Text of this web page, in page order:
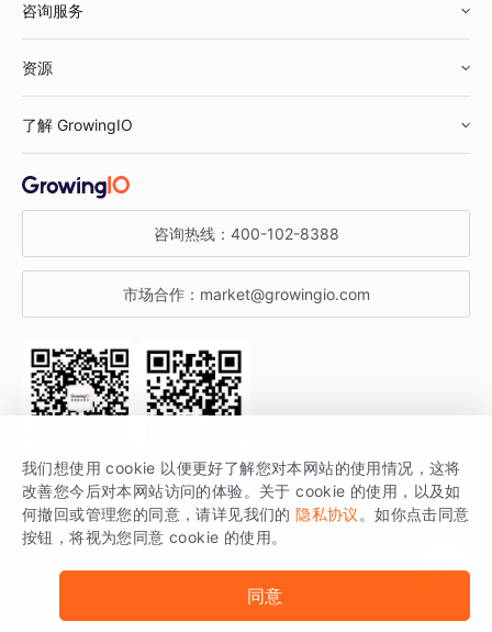
鞋服行业
汽车行业
金融行业
智能运营
获客分析
咨询服务
资源
增长公开课
增长博客
开发者文档
SDK 文档
场景指南
了解 GrowingIO
关于 GrowingIO
增长大会
行业活动
咨询热线： 400-102-8388
市场合作： market@growingio.com
关注公众号 获取更多干货
GrowingIO 是专注于数据智能分析与增长的品牌，核心平台为 GrowingIO
分析云。
版权所有 © 北京易数科技有限公司
我们想使用 cookie 以便更好了解您对本网站的使用情况，这将
改善您今后对本网站访问的体验。关于 cookie 的使用，以及如
何撤回或管理您的同意，请详见我们的 隐私协议 。如你点击同意
按钮，将视为您同意 cookie 的使用。
同意